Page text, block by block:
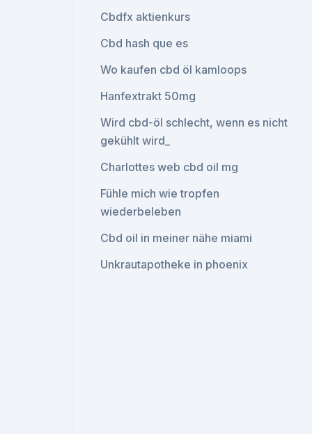
Cbdfx aktienkurs
Cbd hash que es
Wo kaufen cbd öl kamloops
Hanfextrakt 50mg
Wird cbd-öl schlecht, wenn es nicht
gekühlt wird_
Charlottes web cbd oil mg
Fühle mich wie tropfen
wiederbeleben
Cbd oil in meiner nähe miami
Unkrautapotheke in phoenix